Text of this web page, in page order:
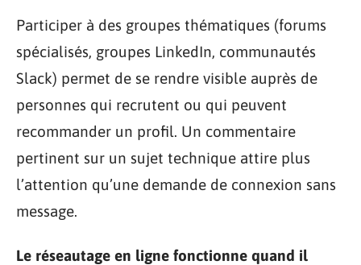
Participer à des groupes thématiques (forums
spécialisés, groupes LinkedIn, communautés
Slack) permet de se rendre visible auprès de
personnes qui recrutent ou qui peuvent
recommander un profil. Un commentaire
pertinent sur un sujet technique attire plus
l’attention qu’une demande de connexion sans
message.
Le réseautage en ligne fonctionne quand il